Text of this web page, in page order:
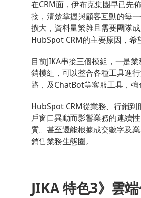
在CRM面，伊布克集團早已先
接，清楚掌握與顧客互動的每
擴大，資料量繁雜且需要團隊
HubSpot CRM的主要原因，希
目前JIKA串接三個模組，一是
銷模組，可以整合各種工具進
路，及ChatBot等客服工具，強
HubSpot CRM從業務、行銷到
戶窗口異動而影響業務的連續
質。甚至還能根據成交數字及
銷售業務生態圈。
JIKA 特色3》雲